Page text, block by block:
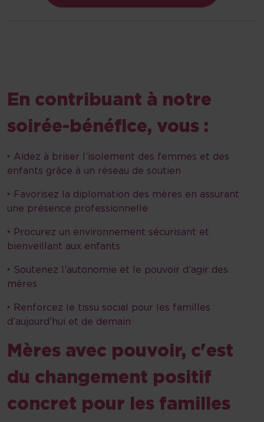
En contribuant à notre
soirée-bénéfice, vous :
‣ Aidez à briser l’isolement des femmes et des
enfants grâce à un réseau de soutien
‣ Favorisez la diplomation des mères en assurant
une présence professionnelle
‣ Procurez un environnement sécurisant et
bienveillant aux enfants
‣ Soutenez l’autonomie et le pouvoir d’agir des
mères
‣ Renforcez le tissu social pour les familles
d’aujourd’hui et de demain
Mères avec pouvoir, c'est
du changement positif
concret pour les familles